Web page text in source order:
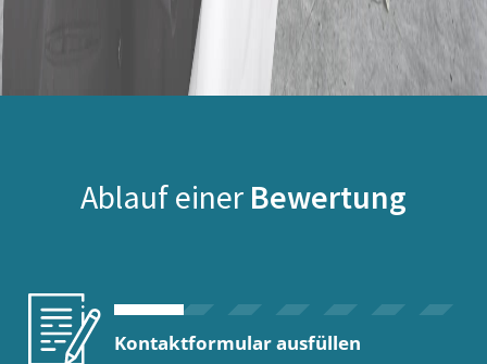
Ablauf einer Bewertung
Kontaktformular ausfüllen